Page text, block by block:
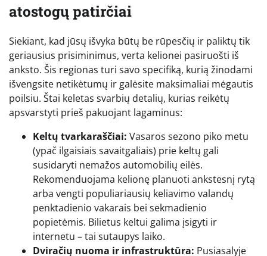
atostogų patirčiai
Siekiant, kad jūsų išvyka būtų be rūpesčių ir paliktų tik
geriausius prisiminimus, verta kelionei pasiruošti iš
anksto. Šis regionas turi savo specifiką, kurią žinodami
išvengsite netikėtumų ir galėsite maksimaliai mėgautis
poilsiu. Štai keletas svarbių detalių, kurias reikėtų
apsvarstyti prieš pakuojant lagaminus:
Keltų tvarkaraščiai: Vasaros sezono piko metu
(ypač ilgaisiais savaitgaliais) prie keltų gali
susidaryti nemažos automobilių eilės.
Rekomenduojama kelionę planuoti ankstesnį rytą
arba vengti populiariausių keliavimo valandų
penktadienio vakarais bei sekmadienio
popietėmis. Bilietus keltui galima įsigyti ir
internetu – tai sutaupys laiko.
Dviračių nuoma ir infrastruktūra: Pusiasalyje